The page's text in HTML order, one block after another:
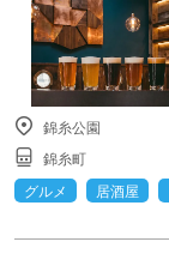
錦糸公園
錦糸町
グルメ
居酒屋